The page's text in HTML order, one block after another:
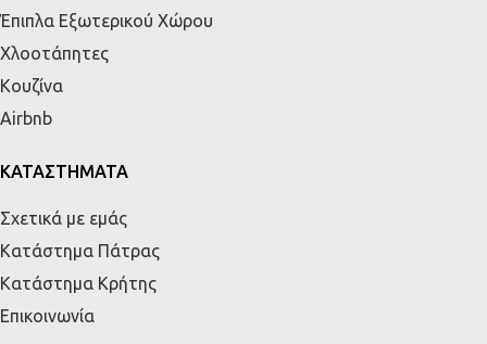
Έπιπλα Εξωτερικού Χώρου
Χλοοτάπητες
Κουζίνα
Airbnb
ΚΑΤΑΣΤΗΜΑΤΑ
Σχετικά με εμάς
Κατάστημα Πάτρας
Κατάστημα Κρήτης
Επικοινωνία